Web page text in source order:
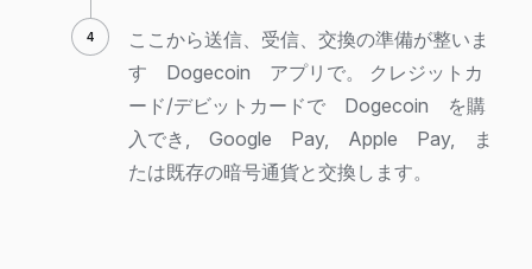
ここから送信、受信、交換の準備が整いま
す Dogecoin アプリで。 クレジットカ
ード/デビットカードで Dogecoin を購
入でき, Google Pay, Apple Pay, ま
たは既存の暗号通貨と交換します。